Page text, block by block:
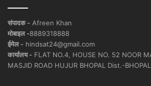
संपादक - Afreen Khan
मोबाइल -8889318888
ईमेल - hindsat24@gmail.com
कार्यालय - FLAT NO.4, HOUSE NO. 52 NOOR
MASJID ROAD HUJUR BHOPAL Dist.-BHOPAL